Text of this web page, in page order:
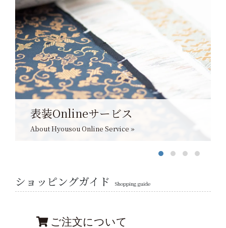
表装Onlineサービス
About Hyousou Online Service »
ショッピングガイド Shopping guide
ご注文について